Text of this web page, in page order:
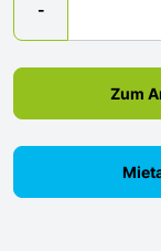
-
Zum